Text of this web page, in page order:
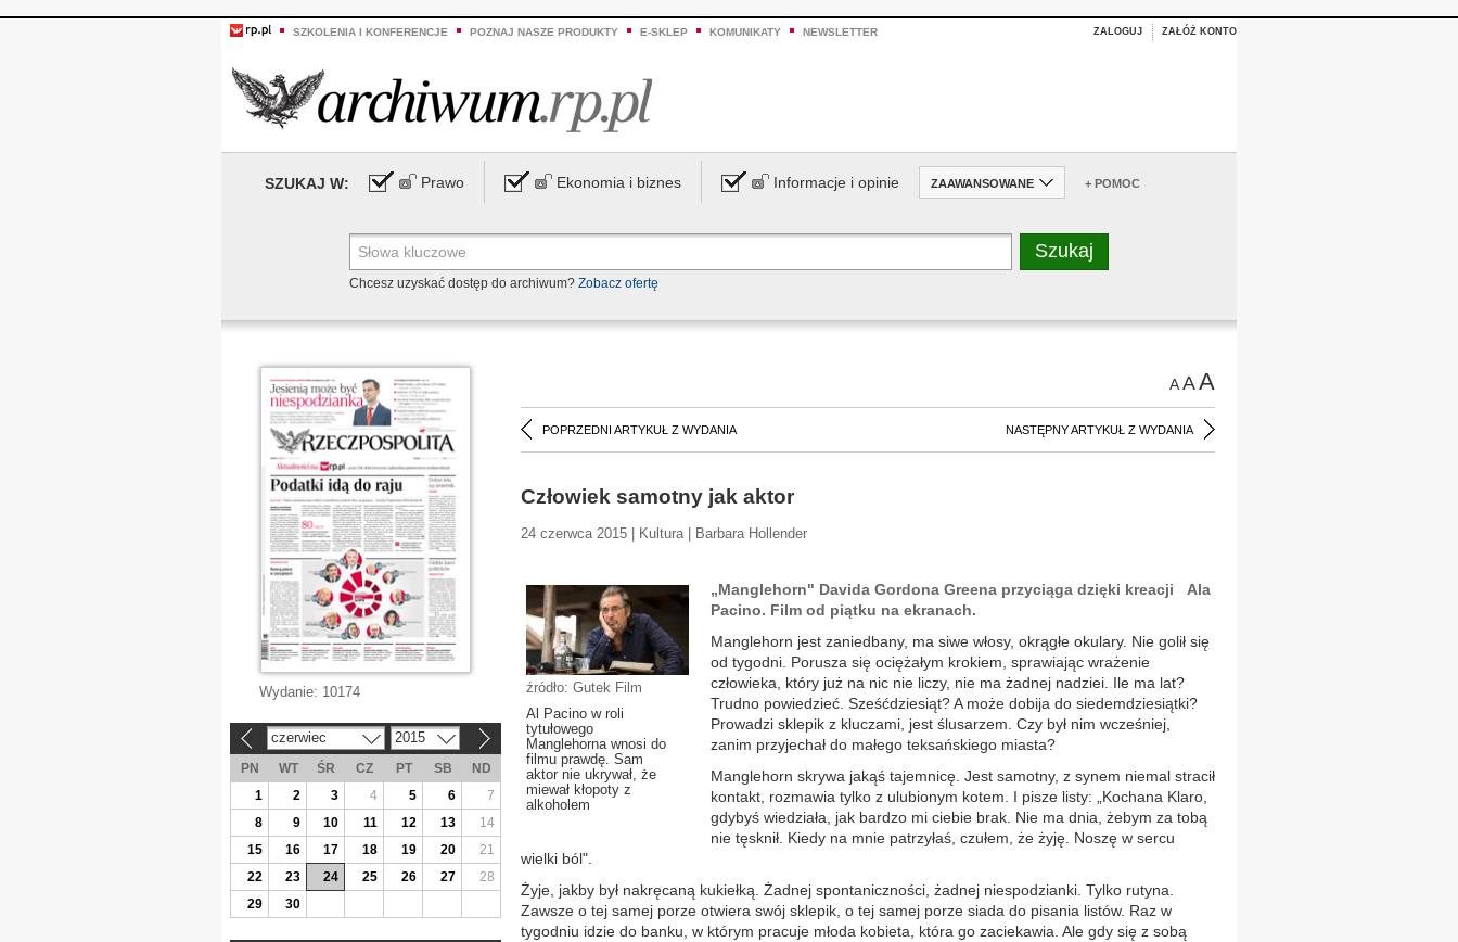
SZKOLENIA I KONFERENCJE POZNAJ NASZE PRODUKTY E-SKLEP KOMUNIKATY NEWSLETTER ZALOGUJ ZAŁÓŻ KONTO
SZUKAJ W: Prawo Ekonomia i biznes Informacje i opinie ZAAWANSOWANE + POMOC
Chcesz uzyskać dostęp do archiwum? Zobacz ofertę
AAA
POPRZEDNI ARTYKUŁ Z WYDANIA NASTĘPNY ARTYKUŁ Z WYDANIA
Człowiek samotny jak aktor
24 czerwca 2015 | Kultura | Barbara Hollender
źródło: Gutek Film
Al Pacino w roli
tytułowego
Manglehorna wnosi do
filmu prawdę. Sam
aktor nie ukrywał, że
miewał kłopoty z
alkoholem
„Manglehorn" Davida Gordona Greena przyciąga dzięki kreacji Ala
Pacino. Film od piątku na ekranach.
Manglehorn jest zaniedbany, ma siwe włosy, okrągłe okulary. Nie golił się
od tygodni. Porusza się ociężałym krokiem, sprawiając wrażenie
człowieka, który już na nic nie liczy, nie ma żadnej nadziei. Ile ma lat?
Trudno powiedzieć. Sześćdziesiąt? A może dobija do siedemdziesiątki?
Prowadzi sklepik z kluczami, jest ślusarzem. Czy był nim wcześniej,
zanim przyjechał do małego teksańskiego miasta?
Manglehorn skrywa jakąś tajemnicę. Jest samotny, z synem niemal stracił
kontakt, rozmawia tylko z ulubionym kotem. I pisze listy: „Kochana Klaro,
gdybyś wiedziała, jak bardzo mi ciebie brak. Nie ma dnia, żebym za tobą
nie tęsknił. Kiedy na mnie patrzyłaś, czułem, że żyję. Noszę w sercu
wielki ból".
Żyje, jakby był nakręcaną kukiełką. Żadnej spontaniczności, żadnej niespodzianki. Tylko rutyna.
Zawsze o tej samej porze otwiera swój sklepik, o tej samej porze siada do pisania listów. Raz w
tygodniu idzie do banku, w którym pracuje młoda kobieta, która go zaciekawia. Ale gdy się z sobą
Wydanie: 10174
czerwiec 2015
PN WT ŚR CZ PT SB
ND
1
2 3 4 5 6
7
8
9 10 11 12 13
14
15
16 17 18 19 20
21
22
23 24 25 26 27
28
29
30